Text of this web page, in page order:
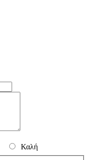
Καλή